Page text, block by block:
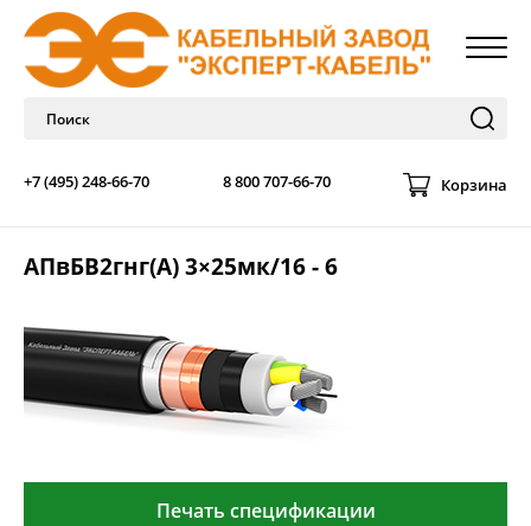
+7 (495) 248-66-70 8 800 707-66-70 Корзина
АПвБВ2гнг(А) 3×25мк/16 - 6
Печать спецификации